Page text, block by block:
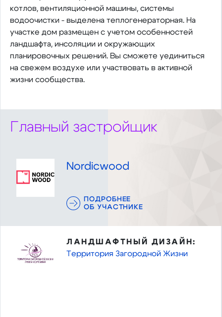
котлов, вентиляционной машины, системы
водоочистки - выделена теплогенераторная. На
участке дом размещен с учетом особенностей
ландшафта, инсоляции и окружающих
планировочных решений. Вы сможете уединиться
на свежем воздухе или участвовать в активной
жизни сообщества.
Главный застройщик
Nordicwood
ПОДРОБНЕЕ
ОБ УЧАСТНИКЕ
ЛАНДШАФТНЫЙ ДИЗАЙН:
Территория Загородной Жизни